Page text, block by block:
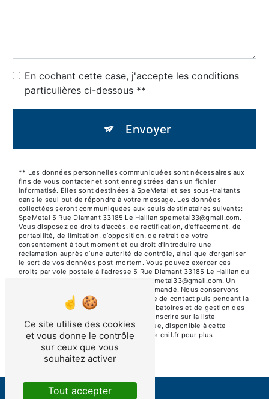
En cochant cette case, j'accepte les conditions
particulières ci-dessous **
Envoyer
** Les données personnelles communiquées sont nécessaires aux
fins de vous contacter et sont enregistrées dans un fichier
informatisé. Elles sont destinées à SpeMetal et ses sous-traitants
dans le seul but de répondre à votre message. Les données
collectées seront communiquées aux seuls destinataires suivants:
SpeMetal 5 Rue Diamant 33185 Le Haillan spemetal33@gmail.com.
Vous disposez de droits d’accès, de rectification, d’effacement, de
portabilité, de limitation, d’opposition, de retrait de votre
consentement à tout moment et du droit d’introduire une
réclamation auprès d’une autorité de contrôle, ainsi que d’organiser
le sort de vos données post-mortem. Vous pouvez exercer ces
droits par voie postale à l'adresse 5 Rue Diamant 33185 Le Haillan ou
par courrier électronique à l'adresse spemetal33@gmail.com. Un
justificatif d'identité pourra vous être demandé. Nous conservons
vos données pendant la période de prise de contact puis pendant la
durée de prescription légale aux fins probatoires et de gestion des
contentieux. Vous avez le droit de vous inscrire sur la liste
d'opposition au démarchage téléphonique, disponible à cette
adresse: Bloctel.gouv.fr . Consultez le site cnil.fr pour plus
d’informations sur vos droits.
Ce site utilise des cookies
et vous donne le contrôle
sur ceux que vous
souhaitez activer
Tout accepter